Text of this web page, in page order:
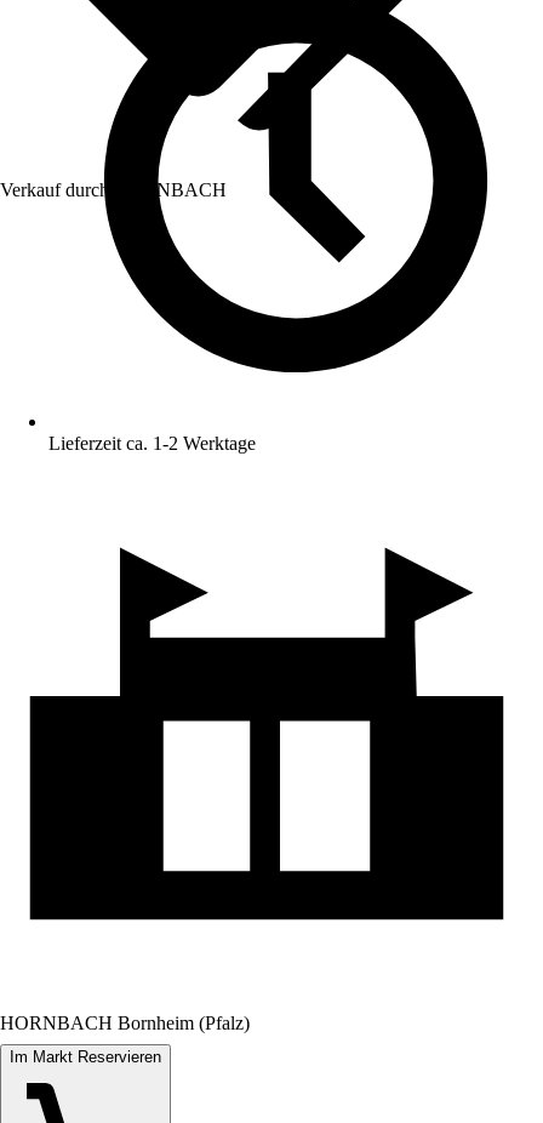
Verkauf durch: HORNBACH
Lieferzeit ca. 1-2 Werktage
HORNBACH Bornheim (Pfalz)
Im Markt Reservieren